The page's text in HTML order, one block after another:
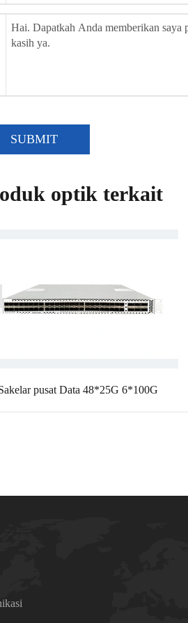
SUBMIT
optik terkait
pusat Data 48*25G 6*100G